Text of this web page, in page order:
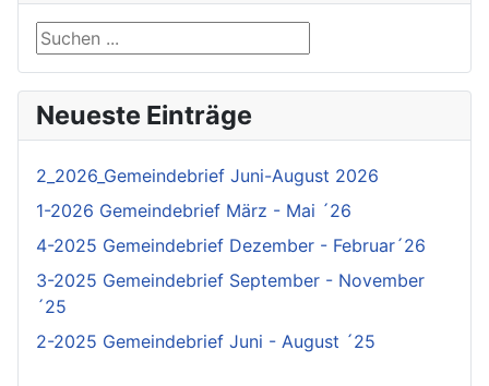
Suchen ...
Neueste Einträge
2_2026_Gemeindebrief Juni-August 2026
1-2026 Gemeindebrief März - Mai ´26
4-2025 Gemeindebrief Dezember - Februar´26
3-2025 Gemeindebrief September - November
´25
2-2025 Gemeindebrief Juni - August ´25